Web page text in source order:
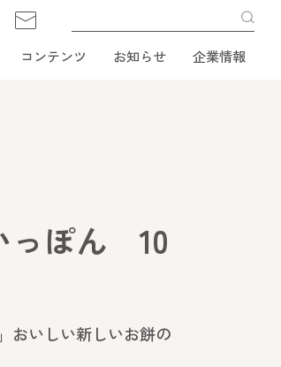
コンテンツ お知らせ 企業情報
っぽん 10
おいしい新しいお餅の